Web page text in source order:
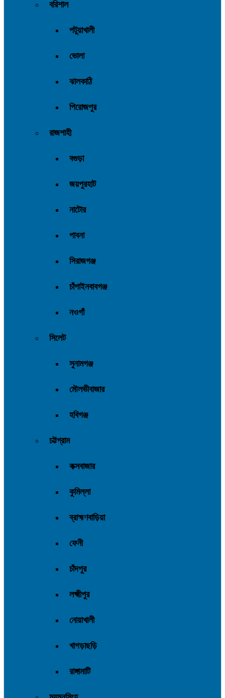
বরিশাল
পটুয়াখালী
ভোলা
ঝালকাঠি
পিরোজপুর
রাজশাহী
বগুড়া
জয়পুরহাট
নাটোর
পাবনা
সিরাজগঞ্জ
চাঁপাইনবাবগঞ্জ
নওগাঁ
সিলেট
সুনামগঞ্জ
মৌলভীবাজার
হবিগঞ্জ
চট্টগ্রাম
কক্সবাজার
কুমিল্লা
ব্রাহ্মণবাড়িয়া
ফেনী
চাঁদপুর
লক্ষ্মীপুর
নোয়াখালী
খাগড়াছড়ি
রাঙ্গামাটি